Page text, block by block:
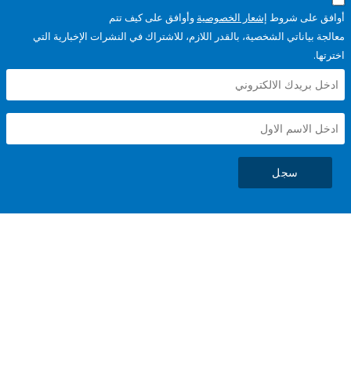
شروطإشعار الخصوصيةوأوافق على كيف تتم
الشخصية، بالقدر اللازم، للاشتراك في النشرات الإخبارية التي